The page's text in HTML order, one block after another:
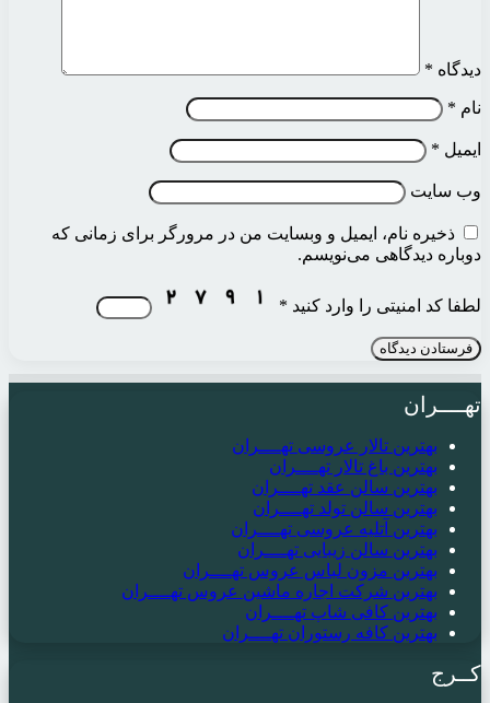
دیدگاه *
نام *
ایمیل *
وب‌ سایت
ذخیره نام، ایمیل و وبسایت من در مرورگر برای زمانی که
دوباره دیدگاهی می‌نویسم.
لطفا کد امنیتی را وارد کنید *
تهــــران
بهترین تالار عروسی تهــــران
بهترین باغ تالار تهــــران
بهترین سالن عقد تهــــران
بهترین سالن تولد تهــــران
بهترین آتلیه عروسی تهــــران
بهترین سالن زیبایی تهــــران
بهترین مزون لباس عروس تهــــران
بهترین شرکت اجاره ماشین عروس تهــــران
بهترین کافی شاپ تهــــران
بهترین کافه رستوران تهــــران
کــرج